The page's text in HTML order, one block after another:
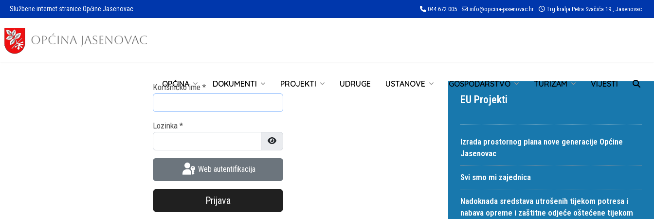
Službene internet stranice Općine Jasenovac 044 672 005 info@opcina-jasenovac.hr Trg kralja Petra Svačića 19 , Jasenovac
OPĆINA DOKUMENTI PROJEKTI UDRUGE USTANOVE GOSPODARSTVO TURIZAM VIJESTI
Korisničko ime*
Lozinka*
Prikaži lozinku
Web autentifikacija
Prijava
EU Projekti
Izrada prostornog plana nove generacije Općine
Jasenovac
Svi smo mi zajednica
Nadoknada sredstava utrošenih tijekom potresa i
nabava opreme i zaštitne odjeće oštećene tijekom